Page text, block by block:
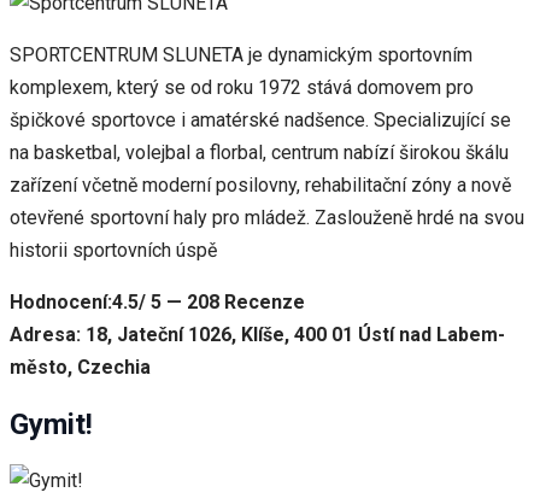
SPORTCENTRUM SLUNETA je dynamickým sportovním
komplexem, který se od roku 1972 stává domovem pro
špičkové sportovce i amatérské nadšence. Specializující se
na basketbal, volejbal a florbal, centrum nabízí širokou škálu
zařízení včetně moderní posilovny, rehabilitační zóny a nově
otevřené sportovní haly pro mládež. Zaslouženě hrdé na svou
historii sportovních úspě
Hodnocení:4.5/ 5 — 208 Recenze
Adresa: 18, Jateční 1026, Klíše, 400 01 Ústí nad Labem-
město, Czechia
Gymit!